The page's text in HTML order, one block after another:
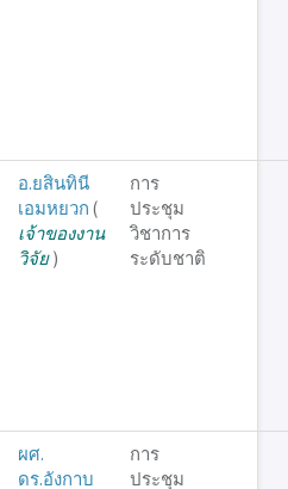
อ.ยสินทินี
เอมหยวก (
เจ้าของงาน
วิจัย)
การ
ประชุม
วิชาการ
ระดับชาติ
ผศ.
ดร.อังกาบ
การ
ประชุม